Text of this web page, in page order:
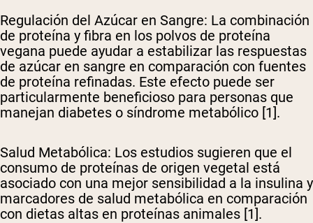
Regulación del Azúcar en Sangre: La combinación
de proteína y fibra en los polvos de proteína
vegana puede ayudar a estabilizar las respuestas
de azúcar en sangre en comparación con fuentes
de proteína refinadas. Este efecto puede ser
particularmente beneficioso para personas que
manejan diabetes o síndrome metabólico [1].
Salud Metabólica: Los estudios sugieren que el
consumo de proteínas de origen vegetal está
asociado con una mejor sensibilidad a la insulina y
marcadores de salud metabólica en comparación
con dietas altas en proteínas animales [1].